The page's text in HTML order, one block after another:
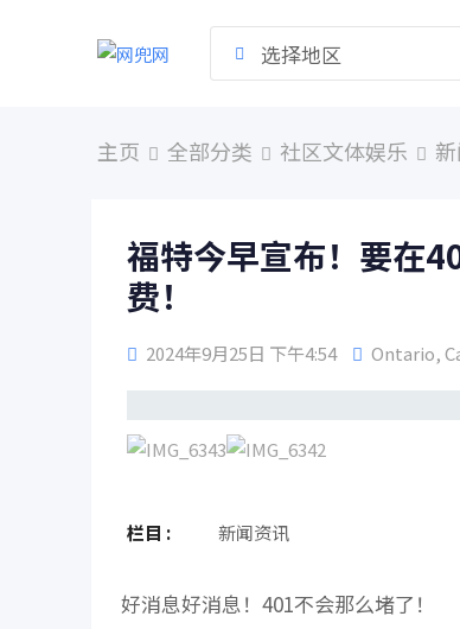
选择地区
主页 全部分类 社区文体娱乐
福特今早宣布！要在
费！
2024年9月25日 下午4:54 Ontario,
栏目 : 新闻资讯
好消息好消息！401不会那么堵了！